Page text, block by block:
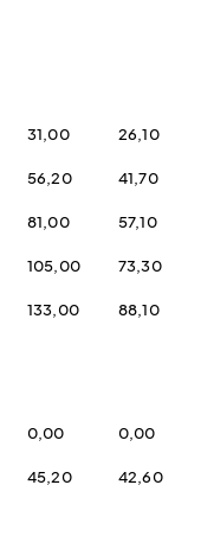
31,00 26,10
56,20 41,70
81,00 57,10
105,00 73,30
133,00 88,10
0,00 0,00
45,20 42,60